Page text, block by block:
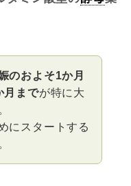
のおよそ1か月
月までが特に大
にスタートする